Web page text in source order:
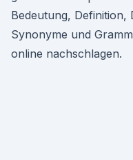
Bedeutung, Definition,
Synonyme und
online nachschlagen.